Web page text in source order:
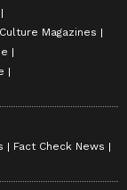
Culture Magazines
Fact Check News